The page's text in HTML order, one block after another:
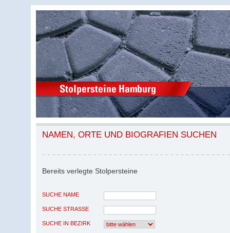
NAMEN, ORTE UND BIOGRAFIEN SUCHEN
Bereits verlegte Stolpersteine
SUCHE NAME
SUCHE STRASSE
SUCHE IN BEZIRK